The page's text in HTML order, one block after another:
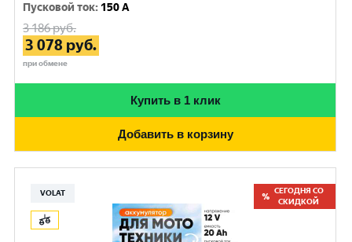
Пусковой ток: 150 A
3 186руб.
3 078 руб.
при обмене
Купить в 1 клик
Добавить в корзину
VOLAT
СЕГОДНЯ СО
СКИДКОЙ